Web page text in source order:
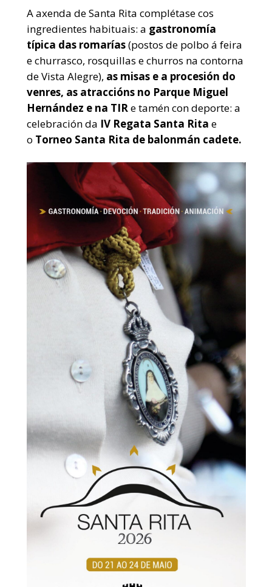
A axenda de Santa Rita complétase cos
ingredientes habituais: a gastronomía
típica das romarías(postos de polbo á feira
e churrasco, rosquillas e churros na contorna
de Vista Alegre), as misas e a procesión do
venres, as atraccións no Parque Miguel
Hernández e na TIRe tamén con deporte: a
celebración da IV Regata Santa Rita e
o Torneo Santa Rita de balonmán cadete.